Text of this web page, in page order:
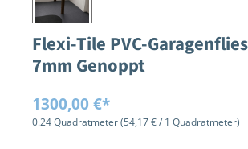
Flexi-Tile PVC-
7mm Genoppt
1300,00 €*
0.24 Quadratmeter(54,17 € / 1 Quadratmeter)